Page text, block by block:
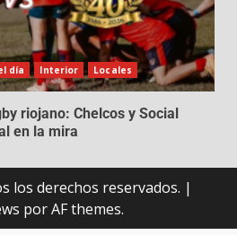
día Interior Locales
riojano: Chelcos y Social
en la mira
los derechos reservados. |
por AF themes.